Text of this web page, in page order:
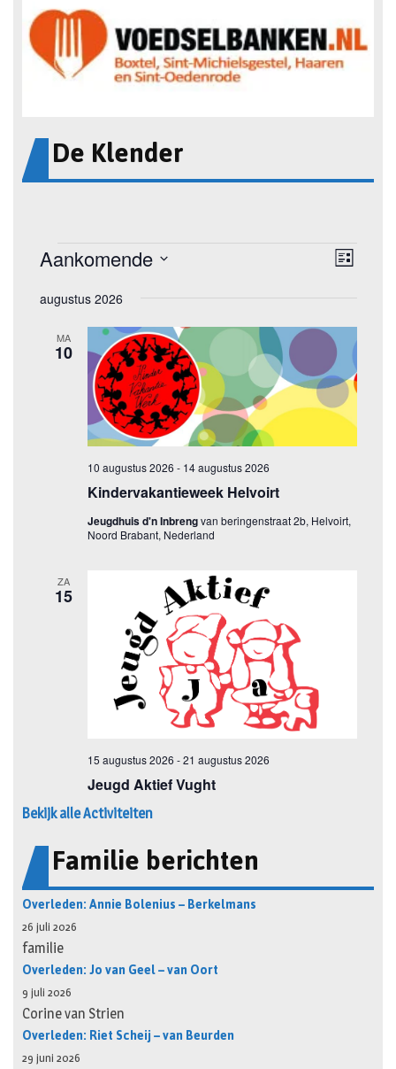
De Klender
Bekijk alle Activiteiten
Familie berichten
Overleden: Annie Bolenius – Berkelmans
26 juli 2026
familie
Overleden: Jo van Geel – van Oort
9 juli 2026
Corine van Strien
Overleden: Riet Scheij – van Beurden
29 juni 2026